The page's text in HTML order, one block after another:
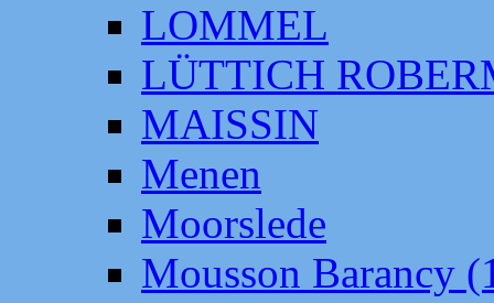
LOMMEL
LÜTTICH
MAISSIN
Menen
Moorslede
Mousson Barancy